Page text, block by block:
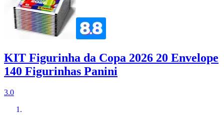
KIT Figurinha da Copa 2026 20 Envelope
140 Figurinhas Panini
3.0